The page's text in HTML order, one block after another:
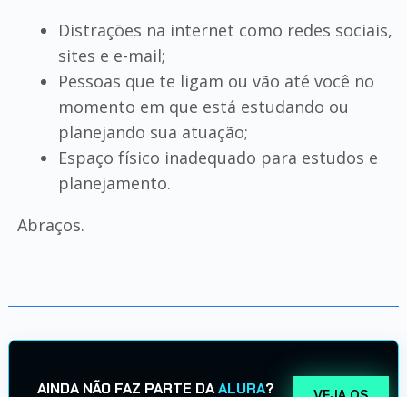
Distrações na internet como redes sociais,
sites e e-mail;
Pessoas que te ligam ou vão até você no
momento em que está estudando ou
planejando sua atuação;
Espaço físico inadequado para estudos e
planejamento.
Abraços.
AINDA NÃO FAZ PARTE DAALURA?